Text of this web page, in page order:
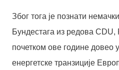
Због тога је познати
Бундестага из редова CDU,
почетком ове године довео
енергетске транзиције